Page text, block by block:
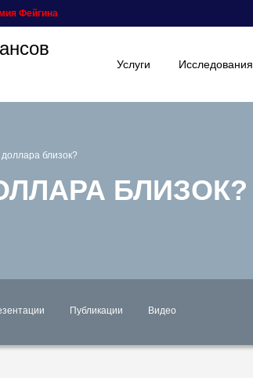
Фейгина
Услуги Исследования
близок?
БЛИЗОК?
Публикации Видео